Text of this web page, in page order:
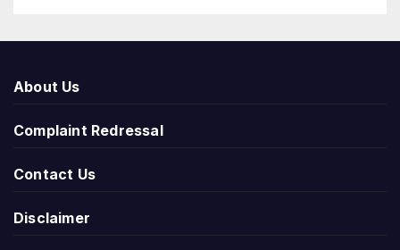
About Us
Complaint Redressal
Contact Us
Disclaimer